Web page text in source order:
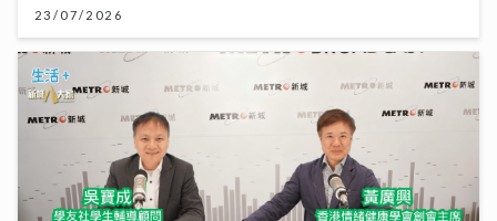
23/07/2026